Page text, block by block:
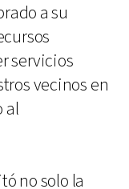
a su
servicios
vecinos en
al
no solo la